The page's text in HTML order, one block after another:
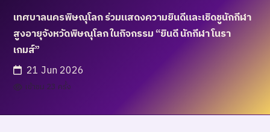
เทศบาลนครพิษณุโลก ร่วมแสดงความยินดีและเชิดชูนักกีฬา
สูงอายุจังหวัดพิษณุโลก ในกิจกรรม “ยินดี นักกีฬา โนรา
เกมส์”
21 Jun 2026
เข้าชม 23 ครั้ง